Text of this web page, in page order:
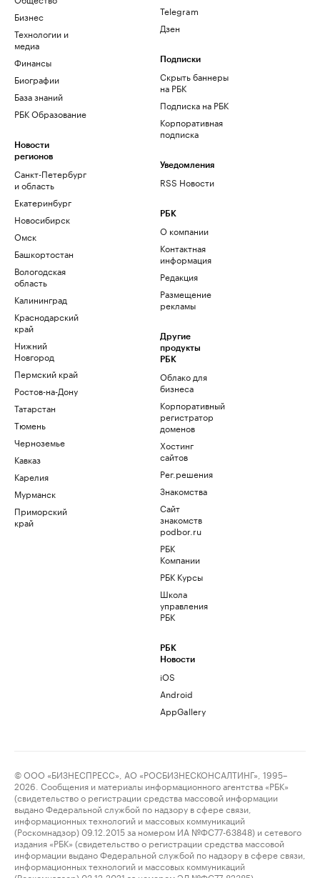
Бизнес
Технологии и
медиа
Финансы
Биографии
База знаний
РБК Образование
Новости
регионов
Санкт-Петербург
и область
Екатеринбург
Новосибирск
Омск
Башкортостан
Вологодская
область
Калининград
Краснодарский
край
Нижний
Новгород
Пермский край
Ростов-на-Дону
Татарстан
Тюмень
Черноземье
Кавказ
Карелия
Мурманск
Приморский
край
Telegram
Дзен
Подписки
Скрыть баннеры
на РБК
Подписка на РБК
Корпоративная
подписка
Уведомления
RSS Новости
РБК
О компании
Контактная
информация
Редакция
Размещение
рекламы
Другие
продукты
РБК
Облако для
бизнеса
Корпоративный
регистратор
доменов
Хостинг
сайтов
Рег.решения
Знакомства
Сайт
знакомств
podbor.ru
РБК
Компании
РБК Курсы
Школа
управления
РБК
РБК
Новости
iOS
Android
AppGallery
© ООО «БИЗНЕСПРЕСС», АО «РОСБИЗНЕСКОНСАЛТИНГ», 1995–
2026. Сообщения и материалы информационного агентства «РБК»
(свидетельство о регистрации средства массовой информации
выдано Федеральной службой по надзору в сфере связи,
информационных технологий и массовых коммуникаций
(Роскомнадзор) 09.12.2015 за номером ИА №ФС77-63848) и сетевого
издания «РБК» (свидетельство о регистрации средства массовой
информации выдано Федеральной службой по надзору в сфере связи,
информационных технологий и массовых коммуникаций